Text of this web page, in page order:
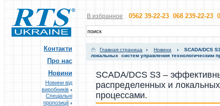
В избранное 0562 39-22-23 068 239-22-23
Контакти
Про нас
Новини
Новини від
виробників
Спеціальні
пропозиції
Главная страница Новини
SCADA/DCS
локальных систем управления технологическим
SCADA/DCS S3 –
распределенных и
процессами.